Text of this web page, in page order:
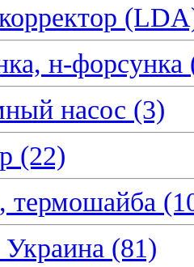
н-форсунка
насос (3)
(22)
(81)